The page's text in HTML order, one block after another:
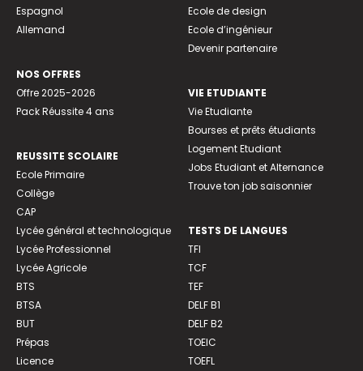
Espagnol
Allemand
NOS OFFRES
Offre 2025-2026
Pack Réussite 4 ans
REUSSITE SCOLAIRE
Ecole Primaire
Collège
CAP
Lycée général et technologique
Lycée Professionnel
Lycée Agricole
BTS
BTSA
BUT
Prépas
Licence
Ecole de design
Ecole d’ingénieur
Devenir partenaire
VIE ETUDIANTE
Vie Etudiante
Bourses et prêts étudiants
Logement Etudiant
Jobs Etudiant et Alternance
Trouve ton job saisonnier
TESTS DE LANGUES
TFI
TCF
TEF
DELF B1
DELF B2
TOEIC
TOEFL